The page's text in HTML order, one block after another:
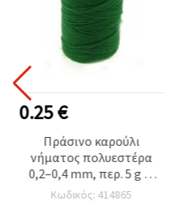
0.25 €
Πράσινο καρούλι
νήματος πολυεστέρα
0,2–0,4 mm, περ. 5 g —
γερό, ανθεκτικό νήμα
Κωδικός: 414865